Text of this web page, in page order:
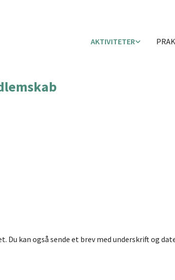
AKTIVITETER
kan også sende et brev med underskrift og